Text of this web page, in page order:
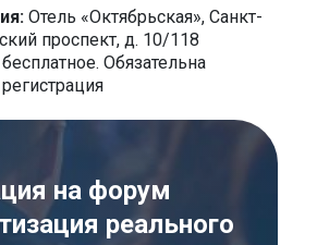
Отель «Октябрьская», Санкт-
проспект, д. 10/118
Обязательна
на форум
реального